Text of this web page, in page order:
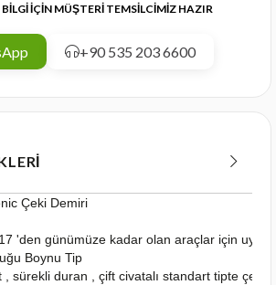
İÇİN MÜŞTERİ TEMSİLCİMİZ HAZIR
+90 535 203 6600
Çeki Demiri
'den günümüze kadar olan araçlar için
Boynu Tip
sürekli duran , çift civatalı standart tipte çeki